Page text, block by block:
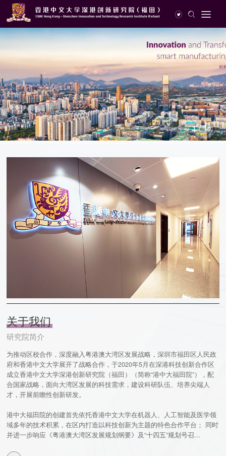
1/1
关于我们
研究院简介
才，开展前瞻性创新研发。
并进一步响应《粤港澳大湾区发展规划纲要》及“十四五”规划号召...